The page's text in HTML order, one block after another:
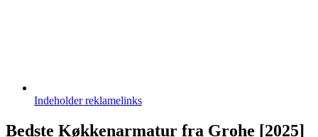
Indeholderreklamelinks
Bedste Køkkenarmatur fra Grohe [2025]